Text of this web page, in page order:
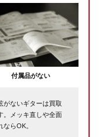
付属品がない
がないギターは買取
。メッキ直しや全面
らOK。